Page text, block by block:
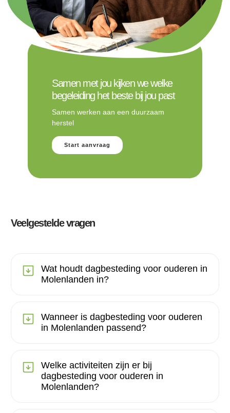
Samen met jou kijken we welke
begeleiding het beste bij jou past
Samen werken aan een duurzaam
herstel
Start aanvraag
Veelgestelde vragen
Wat houdt dagbesteding voor ouderen in
Molenlanden in?
Wanneer is dagbesteding voor ouderen
in Molenlanden passend?
Welke activiteiten zijn er bij
dagbesteding voor ouderen in
Molenlanden?